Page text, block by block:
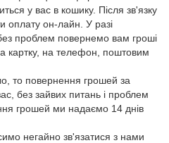
у вас в кошику. Після зв'язку
оплату он-лайн. У разі
проблем повернемо вам гроші
картку, на телефон, поштовим
то повернення грошей за
без зайвих питань і проблем
грошей ми надаємо 14 днів
негайно зв'язатися з нами